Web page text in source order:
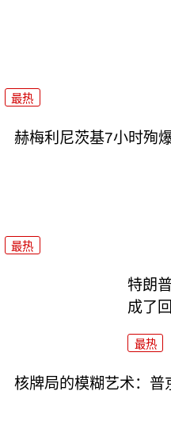
最热
赫梅利尼茨基7小时殉
最热
特朗
成了
最热
核牌局的模糊艺术：普